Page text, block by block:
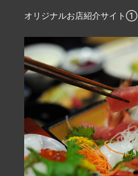
オリジナルお店紹介サイト①